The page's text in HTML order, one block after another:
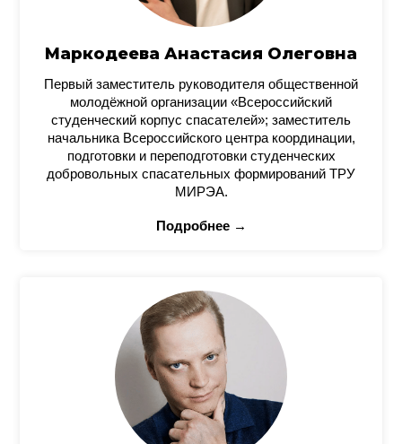
Маркодеева Анастасия Олеговна
Первый заместитель руководителя общественной
молодёжной организации «Всероссийский
студенческий корпус спасателей»; заместитель
начальника Всероссийского центра координации,
подготовки и переподготовки студенческих
добровольных спасательных формирований ТРУ
МИРЭА.
Подробнее →